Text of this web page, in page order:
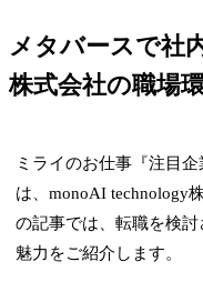
メタバースで社
株式会社の職場
ミライのお仕事『注目
は、monoAI technology
の記事では、転職を検
魅力をご紹介します。